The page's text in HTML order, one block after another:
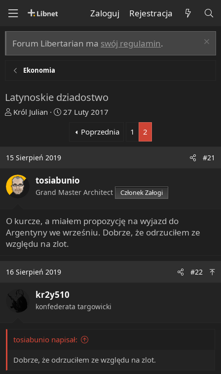
Zaloguj Rejestracja
Forum Libertarian ma swój regulamin.
Ekonomia
Latynoskie dziadostwo
T
a
d
s
t
a
e
r
Król Julian
R
ę
t
27 Luty 2017
Poprzednia
1 2
15 Sierpień 2019 #21
tosiabunio
Grand Master Architect Członek Załogi
O kurcze, a miałem propozycję na wyjazd do
Argentyny we wrześniu. Dobrze, że odrzuciłem ze
względu na zlot.
16 Sierpień 2019 #22
kr2y510
konfederata targowicki
tosiabunio napisał:
Dobrze, że odrzuciłem ze względu na zlot.